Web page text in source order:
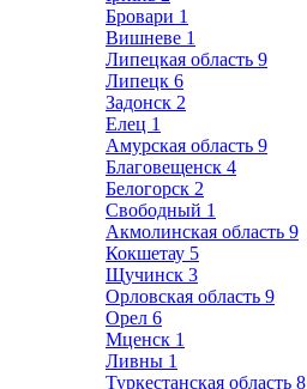
Бровари 1
Вишневе 1
Липецкая область 9
Липецк 6
Задонск 2
Елец 1
Амурская область 9
Благовещенск 4
Белогорск 2
Свободный 1
Акмолинская область 9
Кокшетау 5
Щучинск 3
Орловская область 9
Орел 6
Мценск 1
Ливны 1
Туркестанская область 8